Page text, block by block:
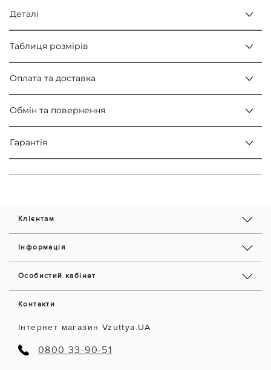
Деталі
Таблиця розмірів
Оплата та доставка
Обмін та повернення
Гарантія
Клієнтам
Інформація
Особистий кабінет
Контакти
Інтернет магазин Vzuttya.UA
0800 33-90-51